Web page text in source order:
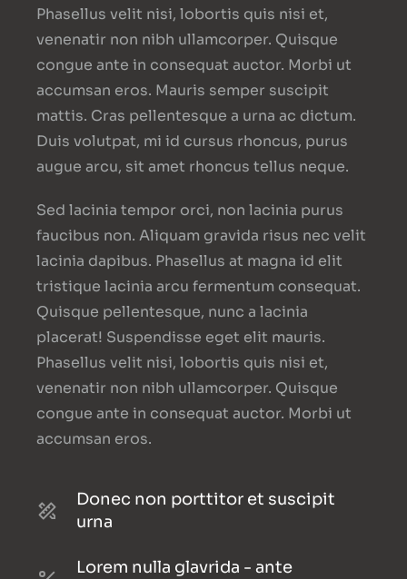
Phasellus velit nisi, lobortis quis nisi et,
venenatir non nibh ullamcorper. Quisque
congue ante in consequat auctor. Morbi ut
accumsan eros. Mauris semper suscipit
mattis. Cras pellentesque a urna ac dictum.
Duis volutpat, mi id cursus rhoncus, purus
augue arcu, sit amet rhoncus tellus neque.
Sed lacinia tempor orci, non lacinia purus
faucibus non. Aliquam gravida risus nec velit
lacinia dapibus. Phasellus at magna id elit
tristique lacinia arcu fermentum consequat.
Quisque pellentesque, nunc a lacinia
placerat! Suspendisse eget elit mauris.
Phasellus velit nisi, lobortis quis nisi et,
venenatir non nibh ullamcorper. Quisque
congue ante in consequat auctor. Morbi ut
accumsan eros.
Donec non porttitor et suscipit
urna
Lorem nulla glavrida - ante